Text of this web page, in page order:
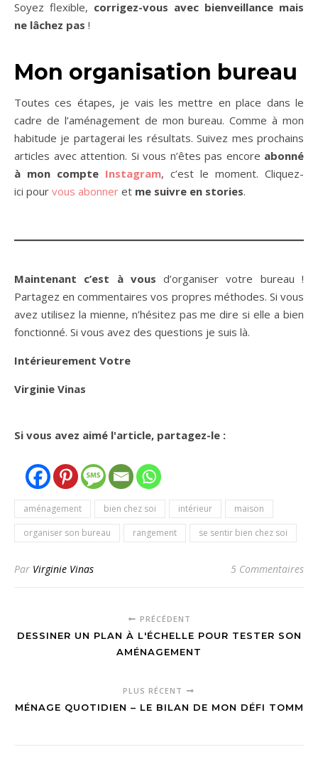
Soyez flexible, corrigez-vous avec bienveillance mais
ne lâchez pas !
Mon organisation bureau
Toutes ces étapes, je vais les mettre en place dans le
cadre de l’aménagement de mon bureau. Comme à mon
habitude je partagerai les résultats. Suivez mes prochains
articles avec attention. Si vous n’êtes pas encore abonné
à mon compte Instagram, c’est le moment. Cliquez-
ici pour vous abonner et me suivre en stories.
Maintenant c’est à vous d’organiser votre bureau !
Partagez en commentaires vos propres méthodes. Si vous
avez utilisez la mienne, n’hésitez pas me dire si elle a bien
fonctionné. Si vous avez des questions je suis là.
Intérieurement Votre
Virginie Vinas
Si vous avez aimé l'article, partagez-le :
aménagement bien chez soi intérieur
maison
organiser son bureau
rangement se sentir bien chez soi
Par Virginie Vinas 5 Commentaires
PRÉCÉDENT
DESSINER UN PLAN À L'ÉCHELLE POUR TESTER SON
AMÉNAGEMENT
PLUS RÉCENT
MÉNAGE QUOTIDIEN – LE BILAN DE MON DÉFI TOMM